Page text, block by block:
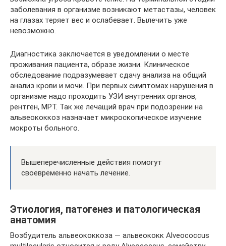
заболевания в организме возникают метастазы, человек
на глазах теряет вес и ослабевает. Вылечить уже
невозможно.
Диагностика заключается в уведомлении о месте
проживания пациента, образе жизни. Клиническое
обследование подразумевает сдачу анализа на общий
анализ крови и мочи. При первых симптомах нарушения в
организме надо проходить УЗИ внутренних органов,
рентген, МРТ. Так же лечащий врач при подозрении на
альвеококкоз назначает микроскопическое изучение
мокроты больного.
Вышеперечисленные действия помогут
своевременно начать лечение.
Этиология, патогенез и патологическая
анатомия
Возбудитель альвеококкоза — альвеококк Alveococcus